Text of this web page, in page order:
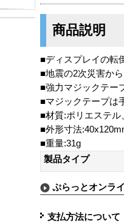
商品説明
■ディスプレイの転
■地震の2次災害か
■強力マジックテー
■マジックテープは
■材質:ポリエステル
■外形寸法
■重量:31g
製品タイプ
ぷらっとオンラ
支払方法について